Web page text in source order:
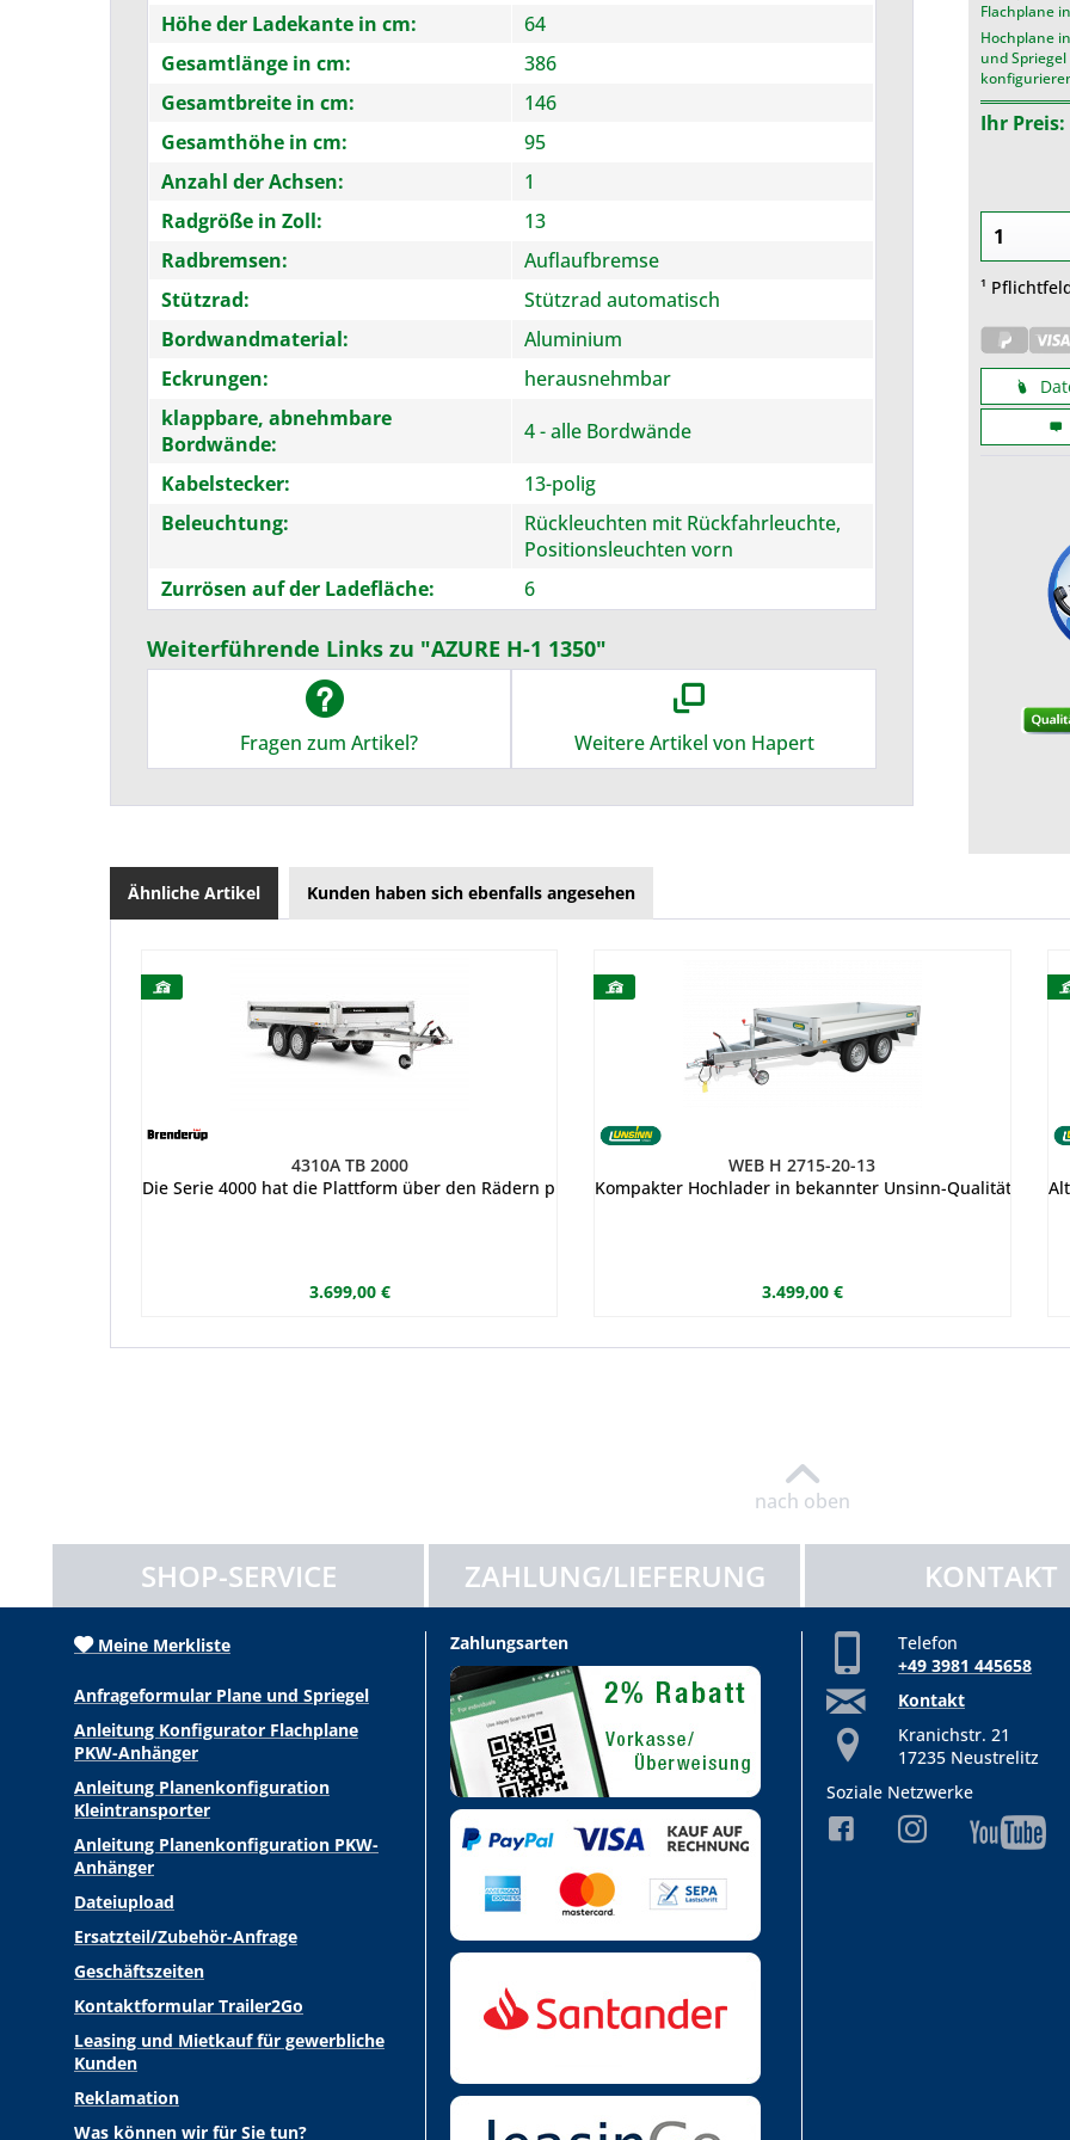
Höhe der Ladekante in cm:
64
Gesamtlänge in cm:
386
Gesamtbreite in cm:
146
Gesamthöhe in cm:
95
Anzahl der Achsen:
1
Radgröße in Zoll:
13
Radbremsen:
Auflaufbremse
Stützrad:
Stützrad automatisch
Bordwandmaterial:
Aluminium
Eckrungen:
herausnehmbar
klappbare, abnehmbare
Bordwände:
4 - alle Bordwände
Kabelstecker:
13-polig
Beleuchtung:
Rückleuchten mit Rückfahrleuchte,
Positionsleuchten vorn
Zurrösen auf der Ladefläche:
6
Weiterführende Links zu "AZURE H-1 1350"
Fragen zum Artikel? Weitere Artikel von Hapert
Flachplane
Hochplane
und
Ihr Preis:
¹
Ähnliche Artikel Kunden haben sich ebenfalls angesehen
4310A TB 2000
Die Serie 4000 hat die Plattform über den Rädern plaziert. Dies gewährleistet ein großes Kastenmaß. Alle 4
3.699,00 €
WEB H 2715-20-13
Kompakter Hochlader in bekannter Unsinn-Qualität. Die
3.499,00 €
nach oben
SHOP-SERVICE ZAHLUNG/LIEFERUNG KONTAKT
Meine Merkliste
Anfrageformular Plane und Spriegel
Anleitung Konfigurator Flachplane
PKW-Anhänger
Anleitung Planenkonfiguration
Kleintransporter
Anleitung Planenkonfiguration PKW-
Anhänger
Dateiupload
Ersatzteil/Zubehör-Anfrage
Geschäftszeiten
Kontaktformular Trailer2Go
Leasing und Mietkauf für gewerbliche
Kunden
Reklamation
Was können wir für Sie tun?
Zahlungsarten
Telefon
+49 3981 445658
Kontakt
Kranichstr. 21
17235 Neustrelitz
Soziale Netzwerke